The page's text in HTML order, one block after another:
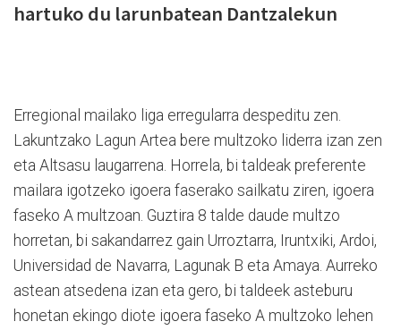
hartuko du larunbatean Dantzalekun
Erregional mailako liga erregularra despeditu zen.
Lakuntzako Lagun Artea bere multzoko liderra izan zen
eta Altsasu laugarrena. Horrela, bi taldeak preferente
mailara igotzeko igoera faserako sailkatu ziren, igoera
faseko A multzoan. Guztira 8 talde daude multzo
horretan, bi sakandarrez gain Urroztarra, Iruntxiki, Ardoi,
Universidad de Navarra, Lagunak B eta Amaya. Aurreko
astean atsedena izan eta gero, bi taldeek asteburu
honetan ekingo diote igoera faseko A multzoko lehen